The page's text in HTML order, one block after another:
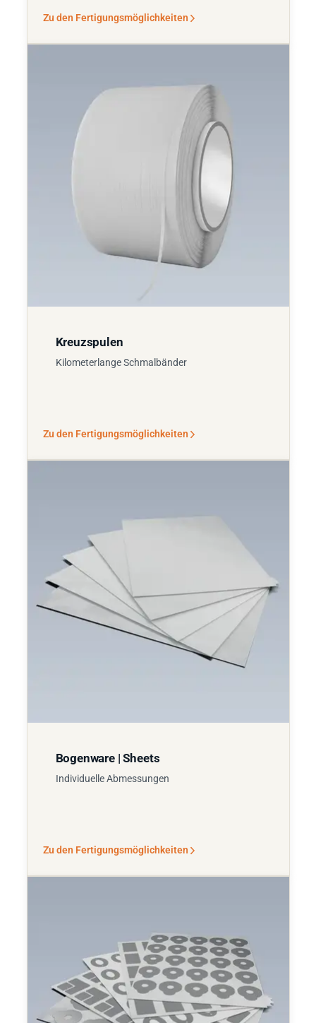
Zu den Fertigungsmöglichkeiten
Kreuzspulen
Kilometerlange Schmalbänder
Zu den Fertigungsmöglichkeiten
Bogenware | Sheets
Individuelle Abmessungen
Zu den Fertigungsmöglichkeiten